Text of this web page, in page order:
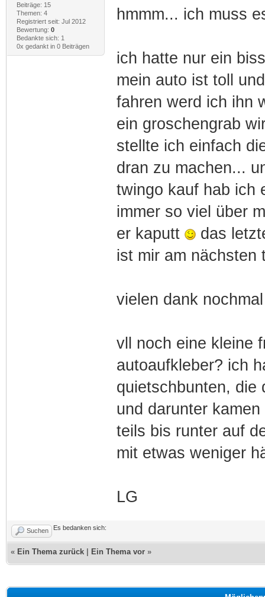
Beiträge: 15
Themen: 4
Registriert seit: Jul 2012
Bewertung: 0
Bedankte sich: 1
0x gedankt in 0 Beiträgen
hmmm... ich muss
ich hatte nur ein
mein auto ist toll
fahren werd ich ihn
ein groschengrab
stellte ich einfach
dran zu machen...
twingo kauf hab ich
immer so viel über
er kaputt
das
ist mir am nächsten
vielen dank
vll noch eine kleine
autoaufkleber? ich
quietschbunten, die
und darunter
teils bis runter auf
mit etwas weniger
LG
Suchen Es bedanken sich:
« Ein Thema zurück Ein Thema vor »